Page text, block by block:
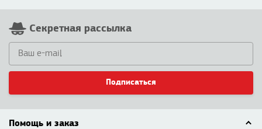
Секретная рассылка
Подписаться
Помощь и заказ